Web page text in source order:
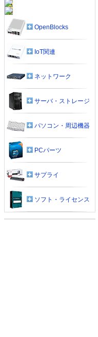
OpenBlocks
IoT関連
ネットワーク
サーバ・ストレージ
パソコン・周辺機器
PCパーツ
サプライ
ソフト・ライセンス